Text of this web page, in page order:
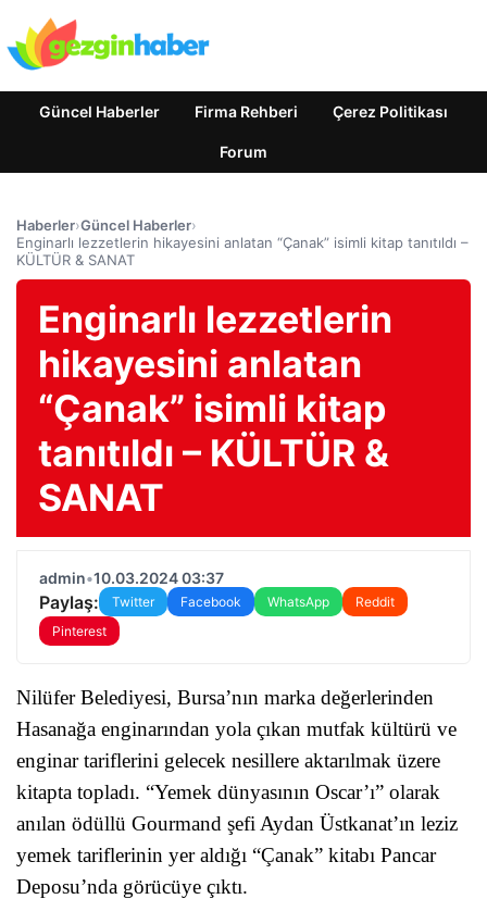
Güncel Haberler Firma Rehberi Çerez Politikası
Forum
Haberler›Güncel Haberler›
Enginarlı lezzetlerin hikayesini anlatan “Çanak” isimli kitap tanıtıldı –
KÜLTÜR & SANAT
Enginarlı lezzetlerin
hikayesini anlatan
“Çanak” isimli kitap
tanıtıldı – KÜLTÜR &
SANAT
admin•10.03.2024 03:37
Paylaş: Twitter Facebook WhatsApp
Reddit
Pinterest
Nilüfer Belediyesi, Bursa’nın marka değerlerinden
Hasanağa enginarından yola çıkan mutfak kültürü ve
enginar tariflerini gelecek nesillere aktarılmak üzere
kitapta topladı. “Yemek dünyasının Oscar’ı” olarak
anılan ödüllü Gourmand şefi Aydan Üstkanat’ın leziz
yemek tariflerinin yer aldığı “Çanak” kitabı Pancar
Deposu’nda görücüye çıktı.